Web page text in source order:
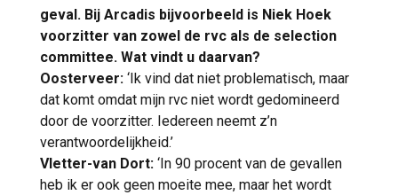
geval. Bij Arcadis bijvoorbeeld is Niek Hoek
voorzitter van zowel de rvc als de selection
committee. Wat vindt u daarvan?
Oosterveer: ‘Ik vind dat niet problematisch, maar
dat komt omdat mijn rvc niet wordt gedomineerd
door de voorzitter. Iedereen neemt z’n
verantwoordelijkheid.’
Vletter-van Dort: ‘In 90 procent van de gevallen
heb ik er ook geen moeite mee, maar het wordt